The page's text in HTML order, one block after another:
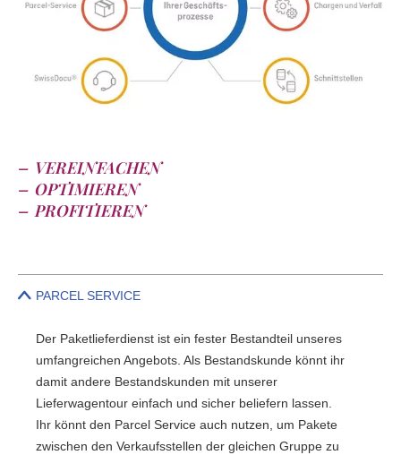
VEREINFACHEN
OPTIMIEREN
PROFITIEREN
PARCEL SERVICE
Der Paketlieferdienst ist ein fester Bestandteil unseres
umfangreichen Angebots. Als Bestandskunde könnt ihr
damit andere Bestandskunden mit unserer
Lieferwagentour einfach und sicher beliefern lassen.
Ihr könnt den Parcel Service auch nutzen, um Pakete
zwischen den Verkaufsstellen der gleichen Gruppe zu